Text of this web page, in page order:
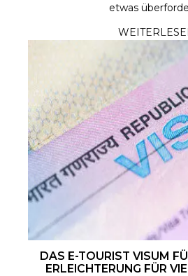
etwas
DAS E-TOURIST VISUM
ERLEICHTERUNG FÜR